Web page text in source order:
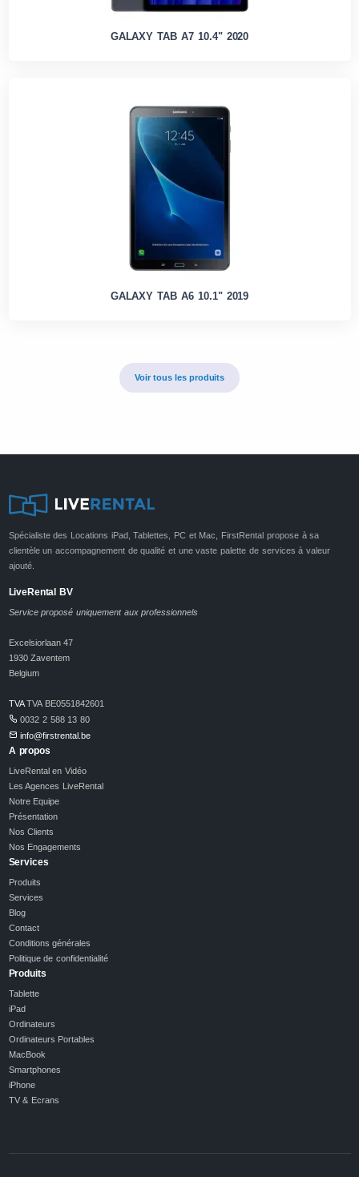
GALAXY TAB A7 10.4" 2020
GALAXY TAB A6 10.1" 2019
Voir tous les produits
Spécialiste des Locations iPad, Tablettes, PC et Mac, FirstRental propose à sa
clientèle un accompagnement de qualité et une vaste palette de services à valeur
ajouté.
LiveRental BV
Service proposé uniquement aux professionnels
Excelsiorlaan 47
1930 Zaventem
Belgium
TVATVA BE0551842601
0032 2 588 13 80
info@firstrental.be
A propos
LiveRental en Vidéo
Les Agences LiveRental
Notre Equipe
Présentation
Nos Clients
Nos Engagements
Services
Produits
Services
Blog
Contact
Conditions générales
Politique de confidentialité
Produits
Tablette
iPad
Ordinateurs
Ordinateurs Portables
MacBook
Smartphones
iPhone
TV & Ecrans